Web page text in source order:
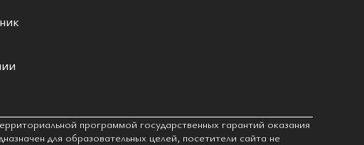
программой государственных гарантий оказания
для образовательных целей, посетители сайта не